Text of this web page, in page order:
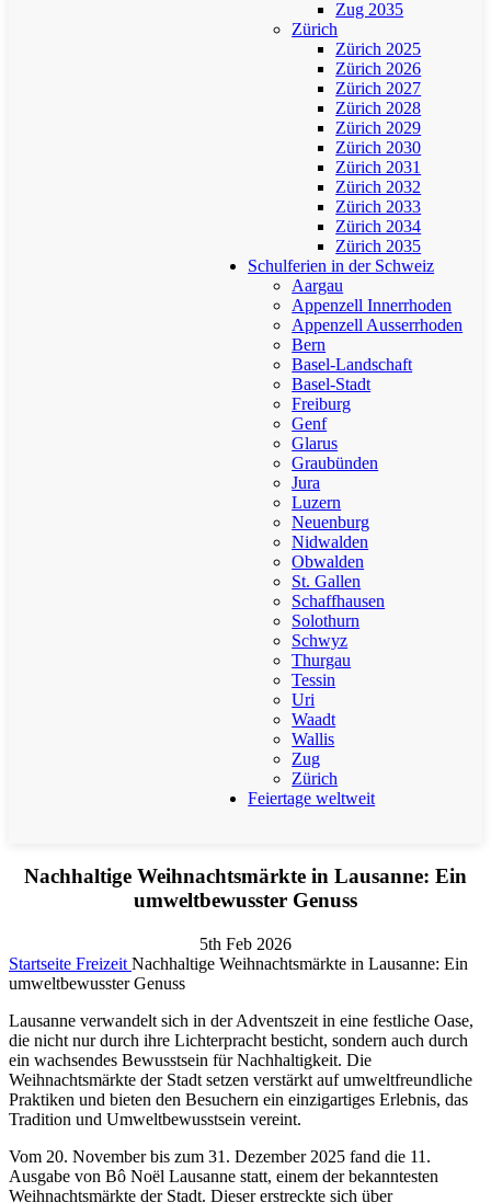
Zug 2035
Zürich
Zürich 2025
Zürich 2026
Zürich 2027
Zürich 2028
Zürich 2029
Zürich 2030
Zürich 2031
Zürich 2032
Zürich 2033
Zürich 2034
Zürich 2035
Schulferien in der Schweiz
Aargau
Appenzell Innerrhoden
Appenzell Ausserrhoden
Bern
Basel-Landschaft
Basel-Stadt
Freiburg
Genf
Glarus
Graubünden
Jura
Luzern
Neuenburg
Nidwalden
Obwalden
St. Gallen
Schaffhausen
Solothurn
Schwyz
Thurgau
Tessin
Uri
Waadt
Wallis
Zug
Zürich
Feiertage weltweit
Nachhaltige Weihnachtsmärkte in Lausanne: Ein
umweltbewusster Genuss
5th Feb 2026
Startseite Freizeit Nachhaltige Weihnachtsmärkte in Lausanne: Ein
umweltbewusster Genuss
Lausanne verwandelt sich in der Adventszeit in eine festliche Oase,
die nicht nur durch ihre Lichterpracht besticht, sondern auch durch
ein wachsendes Bewusstsein für Nachhaltigkeit. Die
Weihnachtsmärkte der Stadt setzen verstärkt auf umweltfreundliche
Praktiken und bieten den Besuchern ein einzigartiges Erlebnis, das
Tradition und Umweltbewusstsein vereint.
Vom 20. November bis zum 31. Dezember 2025 fand die 11.
Ausgabe von Bô Noël Lausanne statt, einem der bekanntesten
Weihnachtsmärkte der Stadt. Dieser erstreckte sich über